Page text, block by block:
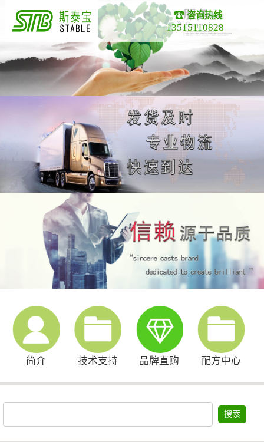
咨询热线
13515110828
简介 技术支持 品牌直购 配方中心
搜索